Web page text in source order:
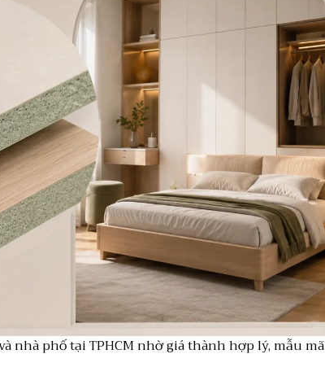
nhà phố tại TPHCM nhờ giá thành hợp lý, mẫu mã